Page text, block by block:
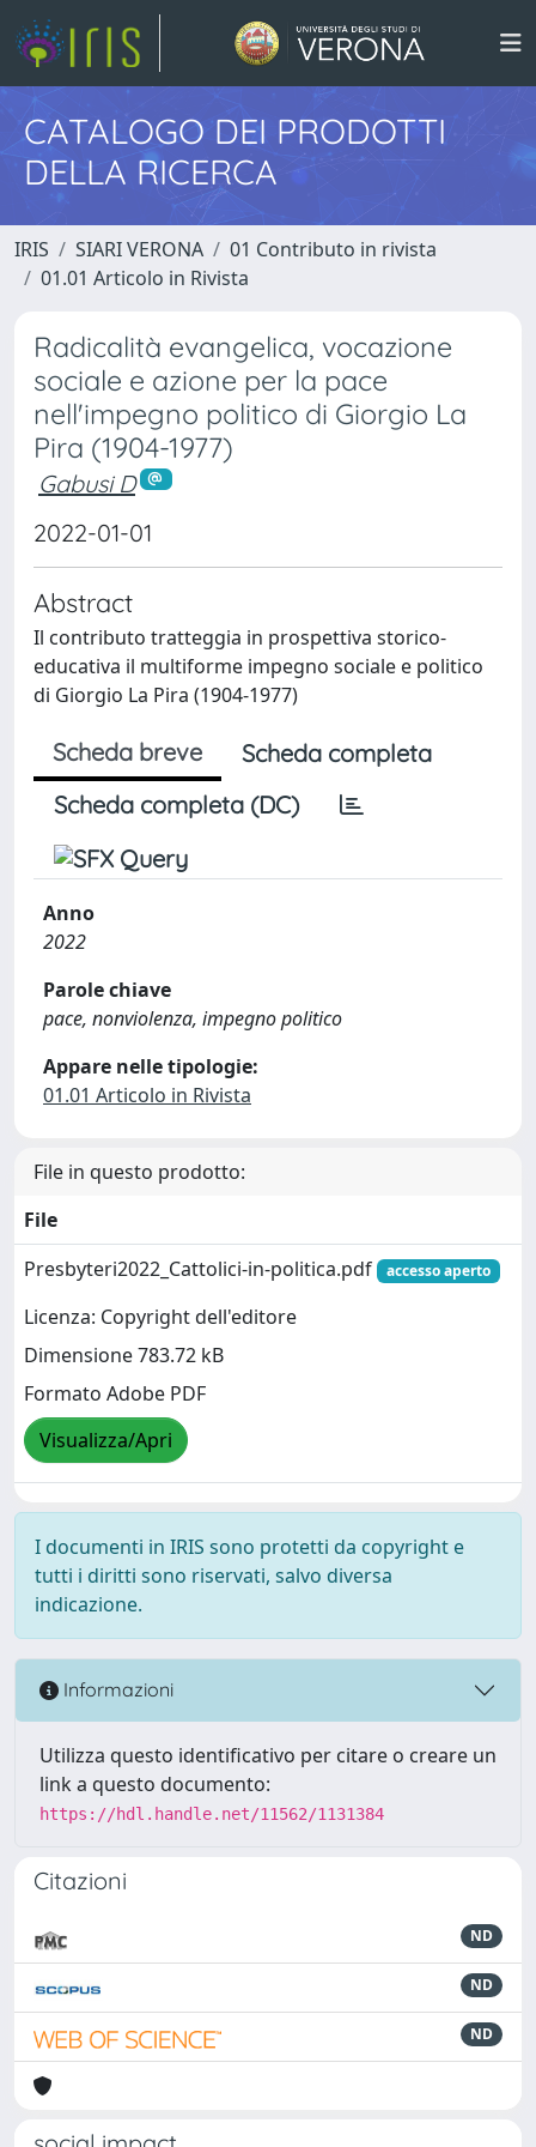
CATALOGO DEI PRODOTTI
DELLA RICERCA
IRIS SIARI VERONA
01 Contributo in rivista
01.01 Articolo in Rivista
Radicalità evangelica, vocazione
sociale e azione per la pace
nell'impegno politico di Giorgio La
Pira (1904-1977)
Gabusi D
2022-01-01
Abstract
Il contributo tratteggia in prospettiva storico-
educativa il multiforme impegno sociale e politico
di Giorgio La Pira (1904-1977)
Scheda breve
Scheda completa
Scheda completa (DC)
Anno
2022
Parole chiave
pace, nonviolenza, impegno politico
Appare nelle tipologie:
01.01 Articolo in Rivista
File in questo prodotto:
File
Presbyteri2022_Cattolici-in-politica.pdf
accesso aperto
Licenza: Copyright dell'editore
Dimensione 783.72 kB
Formato Adobe PDF
Visualizza/Apri
I documenti in IRIS sono protetti da copyright e
tutti i diritti sono riservati, salvo diversa
indicazione.
Informazioni
Utilizza questo identificativo per citare o creare un
link a questo documento:
https://hdl.handle.net/11562/1131384
Citazioni
ND
ND
ND